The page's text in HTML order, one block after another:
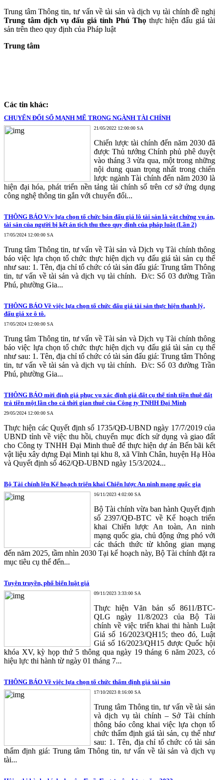
Trung tâm Thông tin, tư vấn về tài sản và dịch vụ tài chính đề nghị
Trung tâm dịch vụ đấu giá tỉnh Phú Thọthực hiện đấu giá tài
sản trên theo quy định của Pháp luật
Trung tâm
Các tin khác:
CHUYỂN ĐỔI SỐ MẠNH MẼ TRONG NGÀNH TÀI CHÍNH
21/05/2022 12:00:00 SA
Chiến lược tài chính đến năm 2030 đã
được Thủ tướng Chính phủ phê duyệt
vào tháng 3 vừa qua, một trong những
nội dung quan trọng nhất trong chiến
lược ngành Tài chính đến năm 2030 là
hiện đại hóa, phát triển nền tảng tài chính số trên cơ sở ứng dụng
công nghệ thông tin gắn với chuyển đổi...
THÔNG BÁO V/v lựa chọn tổ chức bán đấu giá lô tài sản là vật chứng vụ án,
tài sản của người bị kết án tịch thu theo quy định của pháp luật (Lần 2)
17/05/2024 12:00:00 SA
Trung tâm Thông tin, tư vấn về Tài sản và Dịch vụ Tài chính thông
báo việc lựa chọn tổ chức thực hiện dịch vụ đấu giá tài sản cụ thể
như sau: 1. Tên, địa chỉ tổ chức có tài sản đấu giá: Trung tâm Thông
tin, tư vấn về tài sản và dịch vụ tài chính. Đ/c: Số 03 đường Trần
Phú, phường Gia...
THÔNG BÁO Về việc lựa chọn tổ chức đấu giá tài sản thực hiện thanh lý,
đấu giá xe ô tô.
17/05/2024 12:00:00 SA
Trung tâm Thông tin, tư vấn về Tài sản và Dịch vụ Tài chính thông
báo việc lựa chọn tổ chức thực hiện dịch vụ đấu giá tài sản cụ thể
như sau: 1. Tên, địa chỉ tổ chức có tài sản đấu giá: Trung tâm Thông
tin, tư vấn về tài sản và dịch vụ tài chính. Đ/c: Số 03 đường Trần
Phú, phường Gia...
THÔNG BÁO mời định giá phục vụ xác định giá đất cụ thể tính tiền thuê đất
trả tiền một lần cho cả thời gian thuê của Công ty TNHH Đại Minh
29/05/2024 12:00:00 SA
Thực hiện các Quyết định số 1735/QĐ-UBND ngày 17/7/2019 của
UBND tỉnh về việc thu hồi, chuyển mục đích sử dụng và giao đất
cho Công ty TNHH Đại Minh thuê để thực hiện dự án Bến bãi kết
vật liệu xây dựng Đại Minh tại khu 8, xã Vĩnh Chân, huyện Hạ Hòa
và Quyết định số 462/QĐ-UBND ngày 15/3/2024...
Bộ Tài chính lên Kế hoạch triển khai Chiến lược An ninh mạng quốc gia
16/11/2023 4:02:00 SA
Bộ Tài chính vừa ban hành Quyết định
số 2397/QĐ-BTC về Kế hoạch triển
khai Chiến lược An toàn, An ninh
mạng quốc gia, chủ động ứng phó với
các thách thức từ không gian mạng
đến năm 2025, tầm nhìn 2030 Tại kế hoạch này, Bộ Tài chính đặt ra
mục tiêu cụ thể đến...
Tuyên truyền, phố biến luật giá
09/11/2023 3:33:00 SA
Thực hiện Văn bản số 8611/BTC-
QLG ngày 11/8/2023 của Bộ Tài
chính về việc triển khai thi hành Luật
Giá số 16/2023/QH15; theo đó, Luật
Giá số 16/2023/QH15 được Quốc hội
khóa XV, kỳ họp thứ 5 thông qua ngày 19 tháng 6 năm 2023, có
hiệu lực thi hành từ ngày 01 tháng 7...
THÔNG BÁO Về việc lựa chọn tổ chức thẩm định giá tài sản
17/10/2023 8:16:00 SA
Trung tâm Thông tin, tư vấn về tài sản
và dịch vụ tài chính – Sở Tài chính
thông báo công khai việc lựa chọn tổ
chức thẩm định giá tài sản, cụ thể như
sau: 1. Tên, địa chỉ tổ chức có tài sản
thẩm định giá: Trung tâm Thông tin, tư vấn về tài sản và dịch vụ
tài...